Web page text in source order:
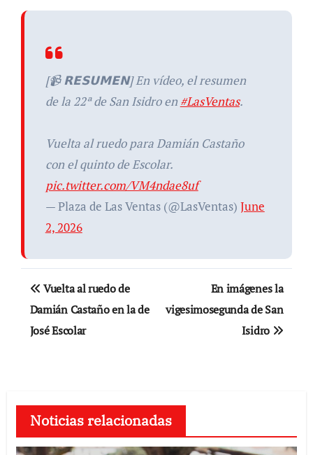
[📹 𝗥𝗘𝗦𝗨𝗠𝗘𝗡] En vídeo, el resumen
de la 22ª de San Isidro en #LasVentas.
Vuelta al ruedo para Damián Castaño
con el quinto de Escolar.
pic.twitter.com/VM4ndae8uf
— Plaza de Las Ventas (@LasVentas) June
2, 2026
Navegación
de
entradas
Vuelta al ruedo de
Damián Castaño en la de
José Escolar
En imágenes la
vigesimosegunda de San
Isidro
Noticias relacionadas